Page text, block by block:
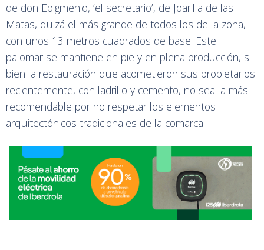
de don Epigmenio, ‘el secretario’, de Joarilla de las
Matas, quizá el más grande de todos los de la zona,
con unos 13 metros cuadrados de base. Este
palomar se mantiene en pie y en plena producción, si
bien la restauración que acometieron sus propietarios
recientemente, con ladrillo y cemento, no sea la más
recomendable por no respetar los elementos
arquitectónicos tradicionales de la comarca.